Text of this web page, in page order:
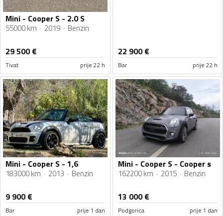
Mini - Cooper S - 2.0 S
55000 km 2019 Benzin
29 500€
Tivat prije 22 h
22 900€
Bar prije 22 h
Mini - Cooper S - 1,6
183000 km 2013 Benzin
9 900€
Bar prije 1 dan
Mini - Cooper S - Cooper s
162200 km 2015 Benzin
13 000€
Podgorica prije 1 dan